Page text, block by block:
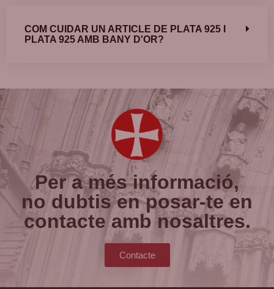
COM CUIDAR UN ARTICLE DE PLATA 925 I
PLATA 925 AMB BANY D'OR?
Per a més informació,
no dubtis en posar-te en
contacte amb nosaltres.
Contacte